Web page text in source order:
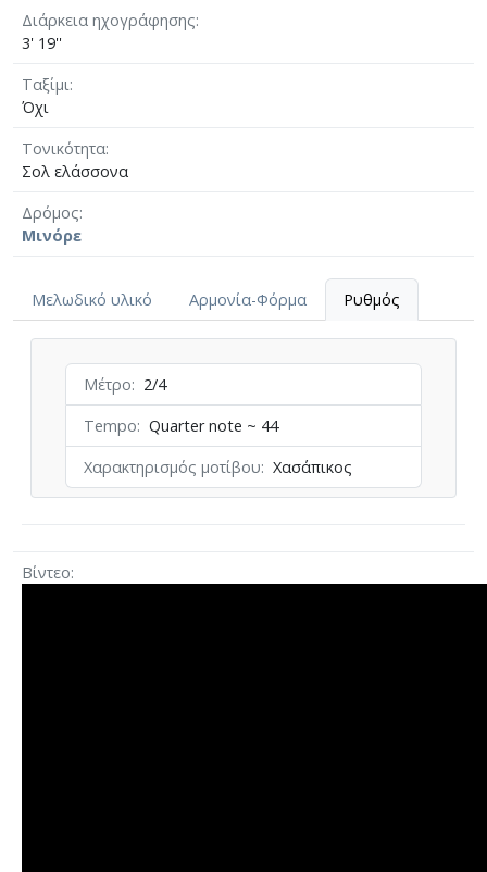
Διάρκεια ηχογράφησης
3' 19''
Ταξίμι
Όχι
Τονικότητα
Σολ ελάσσονα
Δρόμος
Μινόρε
Μελωδικό υλικό Αρμονία-Φόρμα Ρυθμός
Μέτρο
2/4
Tempo
Quarter note ~ 44
Χαρακτηρισμός μοτίβου
Χασάπικος
Βίντεο